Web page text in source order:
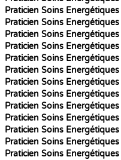
Praticien Soins Energétiques
Praticien Soins Energétiques
Praticien Soins Energétiques
Praticien Soins Energétiques
Praticien Soins Energétiques
Praticien Soins Energétiques
Praticien Soins Energétiques
Praticien Soins Energétiques
Praticien Soins Energétiques
Praticien Soins Energétiques
Praticien Soins Energétiques
Praticien Soins Energétiques
Praticien Soins Energétiques